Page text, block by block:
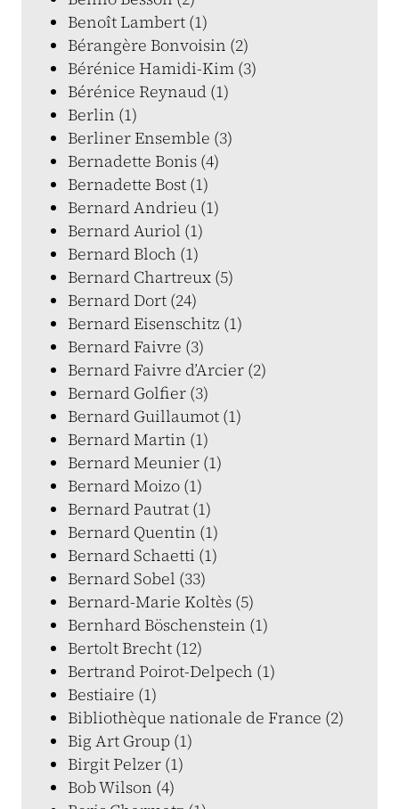
Benoît Lambert (1)
Bérangère Bonvoisin (2)
Bérénice Hamidi-Kim (3)
Bérénice Reynaud (1)
Berlin (1)
Berliner Ensemble (3)
Bernadette Bonis (4)
Bernadette Bost (1)
Bernard Andrieu (1)
Bernard Auriol (1)
Bernard Bloch (1)
Bernard Chartreux (5)
Bernard Dort (24)
Bernard Eisenschitz (1)
Bernard Faivre (3)
Bernard Faivre d’Arcier (2)
Bernard Golfier (3)
Bernard Guillaumot (1)
Bernard Martin (1)
Bernard Meunier (1)
Bernard Moizo (1)
Bernard Pautrat (1)
Bernard Quentin (1)
Bernard Schaetti (1)
Bernard Sobel (33)
Bernard-Marie Koltès (5)
Bernhard Böschenstein (1)
Bertolt Brecht (12)
Bertrand Poirot-Delpech (1)
Bestiaire (1)
Bibliothèque nationale de France (2)
Big Art Group (1)
Birgit Pelzer (1)
Bob Wilson (4)